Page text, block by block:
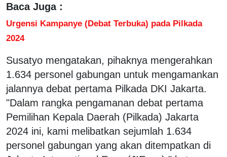
Baca Juga :
Urgensi Kampanye (Debat Terbuka) pada Pilkada
2024
Susatyo mengatakan, pihaknya mengerahkan
1.634 personel gabungan untuk mengamankan
jalannya debat pertama Pilkada DKI Jakarta.
"Dalam rangka pengamanan debat pertama
Pemilihan Kepala Daerah (Pilkada) Jakarta
2024 ini, kami melibatkan sejumlah 1.634
personel gabungan yang akan ditempatkan di